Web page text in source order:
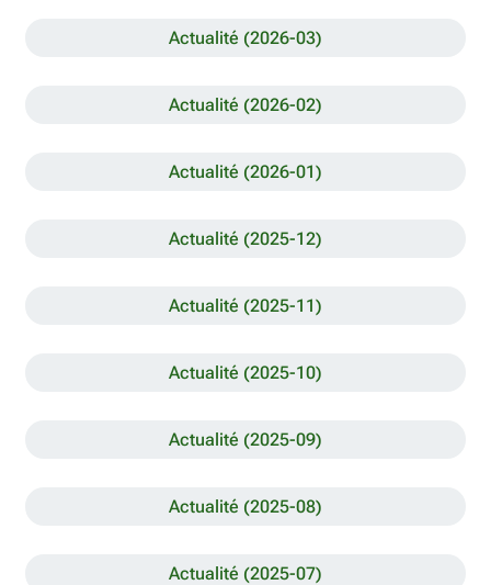
Actualité (2026-03)
Actualité (2026-02)
Actualité (2026-01)
Actualité (2025-12)
Actualité (2025-11)
Actualité (2025-10)
Actualité (2025-09)
Actualité (2025-08)
Actualité (2025-07)